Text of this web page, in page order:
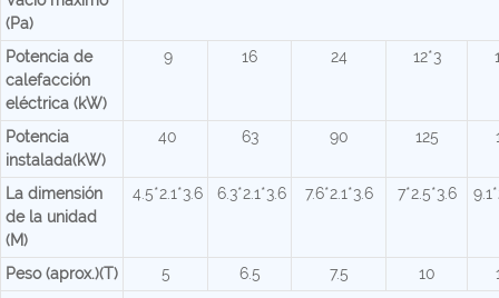
(Pa)
Potencia de
calefacción
eléctrica (kW)
9 16 24 12*3
Potencia
instalada(kW)
40 63 90 125
La dimensión
de la unidad
(M)
4.5*2.1*3.6 6.3*2.1*3.6 7.6*2.1*3.6 7*2.5*3.6
Peso (aprox.)(T) 5 6.5 7.5 10